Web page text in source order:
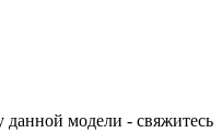
данной модели - свяжитесь